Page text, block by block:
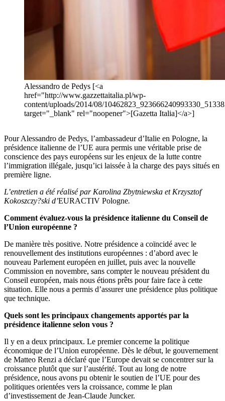
Alessandro de Pedys [<a
href="http://www.gazzettaitalia.pl/wp-
content/uploads/2014/08/
target="_blank" rel="noopener">[Gazetta Italia]</a>]
Pour Alessandro de Pedys, l’ambassadeur d’Italie en Pologne, la
présidence italienne de l’UE aura permis une véritable prise de
conscience des pays européens sur les enjeux de la lutte contre
l’immigration illégale, jusqu’ici laissée à la charge des pays situés en
première ligne.
L’entretien a été réalisé par Karolina Zbytniewska et Krzysztof
Kokoszczy?ski d’EURACTIV Pologne.
Comment évaluez-vous la présidence italienne du Conseil de
l’Union européenne ?
De manière très positive. Notre présidence a coïncidé avec le
renouvellement des institutions européennes : d’abord avec le
nouveau Parlement européen en juillet, puis avec la nouvelle
Commission en novembre, sans compter le nouveau président du
Conseil européen, mais nous étions prêts pour faire face à cette
situation. Elle nous a permis d’assurer une présidence plus politique
que technique.
Quels sont les principaux changements apportés par la
présidence italienne selon vous ?
Il y en a deux principaux. Le premier concerne la politique
économique de l’Union européenne. Dès le début, le gouvernement
de Matteo Renzi a déclaré que l’Europe devait se concentrer sur la
croissance plutôt que sur l’austérité. Tout au long de notre
présidence, nous avons pu obtenir le soutien de l’UE pour des
politiques orientées vers la croissance, comme le plan
d’investissement de Jean-Claude Juncker.